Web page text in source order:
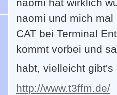
naomi hat wirklich
naomi und mich
CAT bei Terminal
kommt vorbei und
habt, vielleicht
http://www.t3ffm.de/